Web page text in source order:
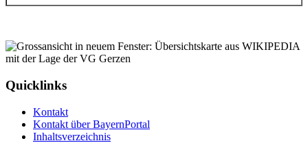
Quicklinks
Kontakt
Kontakt über BayernPortal
Inhaltsverzeichnis